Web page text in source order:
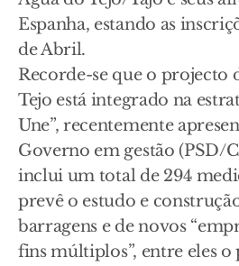
Espanha, estando as
de Abril.
Recorde-se que o projecto
Tejo está integrado na
Une”, recentemente
Governo em gestão (PSD/
inclui um total de 294
prevê o estudo e
barragens e de novos
fins múltiplos”, entre eles o